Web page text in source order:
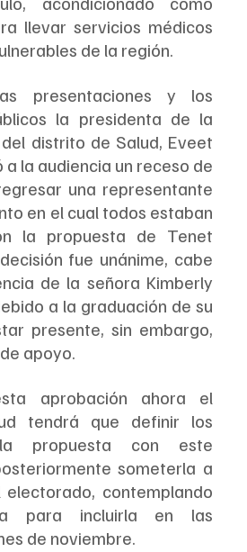
llevar servicios médicos
de la región.
presentaciones y los
la presidenta de la
distrito de Salud, Eveet
a la audiencia un receso de
una representante
en el cual todos estaban
la propuesta de Tenet
fue unánime, cabe
de la señora Kimberly
a la graduación de su
presente, sin embargo,
apoyo.
aprobación ahora el
tendrá que definir los
propuesta con este
someterla a
contemplando
para incluirla en las
de noviembre.